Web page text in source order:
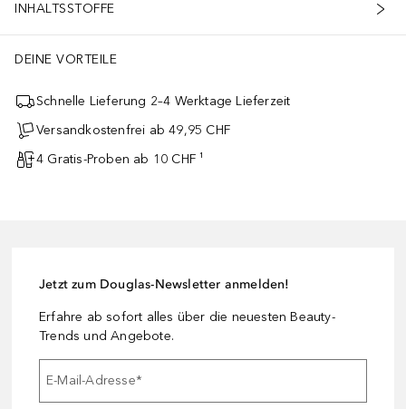
INHALTSSTOFFE
DEINE VORTEILE
Schnelle Lieferung 2–4 Werktage Lieferzeit
Versandkostenfrei ab 49,95 CHF
4 Gratis-Proben ab 10 CHF ¹
Jetzt zum Douglas-Newsletter anmelden!
Erfahre ab sofort alles über die neuesten Beauty-
Trends und Angebote.
E-Mail-Adresse*